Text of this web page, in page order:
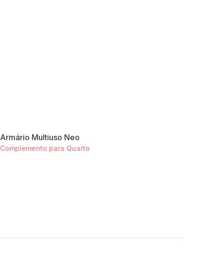
Armário Multiuso Neo
Complemento para Quarto